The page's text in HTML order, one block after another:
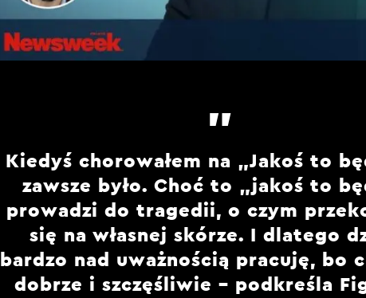
Kiedyś chorowałem na „Jakoś to
zawsze było. Choć to „jakoś to
prowadzi do tragedii, o czym
się na własnej skórze. I dlatego
bardzo nad uważnością pracuję, bo
dobrze i szczęśliwie – podkreśla